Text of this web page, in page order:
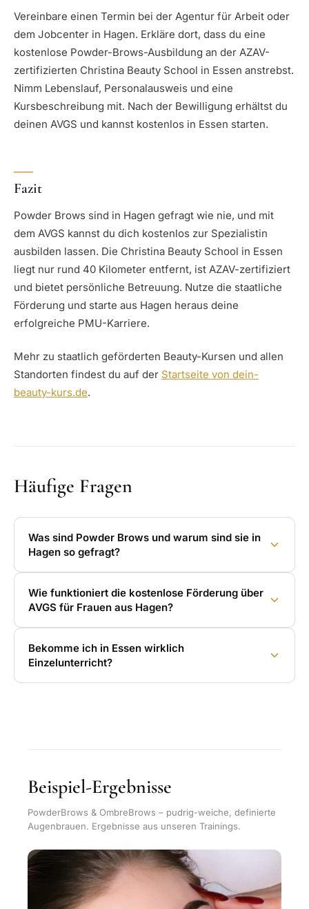
Vereinbare einen Termin bei der Agentur für Arbeit oder
dem Jobcenter in Hagen. Erkläre dort, dass du eine
kostenlose Powder-Brows-Ausbildung an der AZAV-
zertifizierten Christina Beauty School in Essen anstrebst.
Nimm Lebenslauf, Personalausweis und eine
Kursbeschreibung mit. Nach der Bewilligung erhältst du
deinen AVGS und kannst kostenlos in Essen starten.
Fazit
Powder Brows sind in Hagen gefragt wie nie, und mit
dem AVGS kannst du dich kostenlos zur Spezialistin
ausbilden lassen. Die Christina Beauty School in Essen
liegt nur rund 40 Kilometer entfernt, ist AZAV-zertifiziert
und bietet persönliche Betreuung. Nutze die staatliche
Förderung und starte aus Hagen heraus deine
erfolgreiche PMU-Karriere.
Mehr zu staatlich geförderten Beauty-Kursen und allen
Standorten findest du auf der Startseite von dein-
beauty-kurs.de.
Häufige Fragen
Was sind Powder Brows und warum sind sie in
Hagen so gefragt?
Wie funktioniert die kostenlose Förderung über
AVGS für Frauen aus Hagen?
Bekomme ich in Essen wirklich
Einzelunterricht?
Beispiel-Ergebnisse
PowderBrows & OmbreBrows – pudrig-weiche, definierte
Augenbrauen. Ergebnisse aus unseren Trainings.